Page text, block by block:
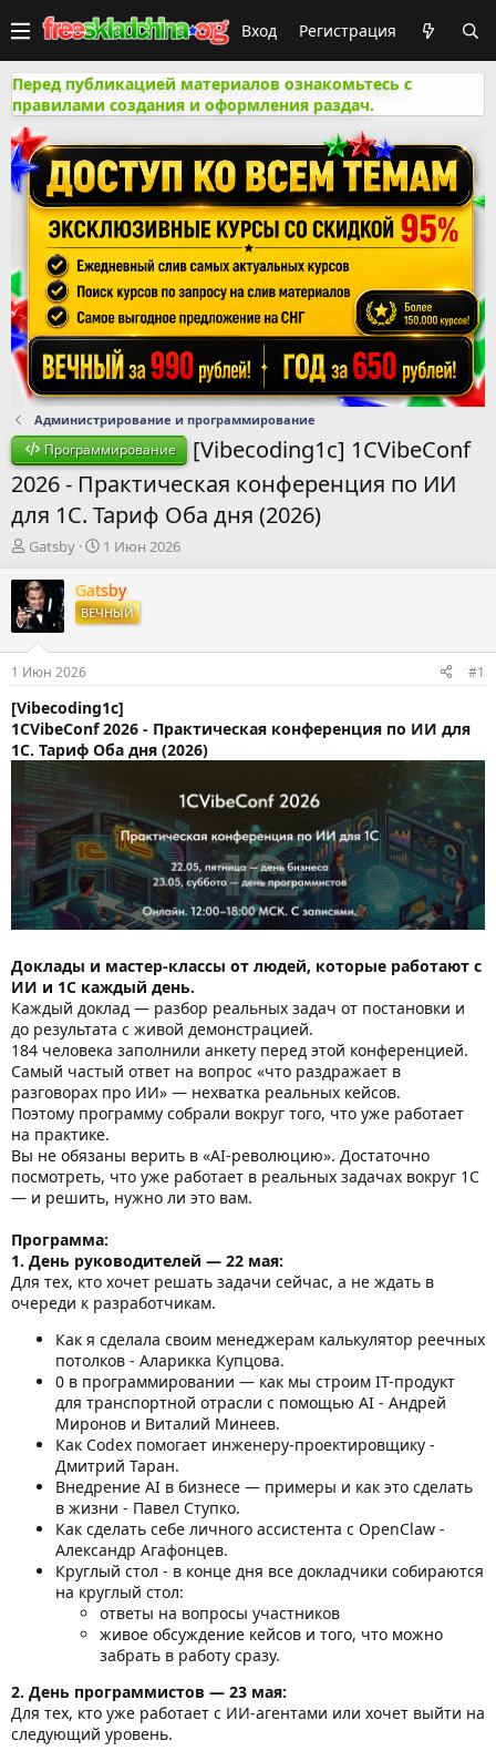
Вход Регистрация
Перед публикацией материалов ознакомьтесь с
правилами создания и оформления раздач.
Администрирование и программирование
Программирование
[Vibecoding1c] 1CVibeConf
2026 - Практическая конференция по ИИ
для 1С. Тариф Оба дня (2026)
А
т
о
р
т
е
м
ы
Gatsby
Д
т
а
н
а
л
а
1 Июн 2026
Gatsby
ВЕЧНЫЙ
1 Июн 2026 #1
[Vibecoding1c]
1CVibeConf 2026 - Практическая конференция по ИИ для
1С. Тариф Оба дня (2026)
Доклады и мастер-классы от людей, которые работают с
ИИ и 1С каждый день.
Каждый доклад — разбор реальных задач от постановки и
до результата с живой демонстрацией.
184 человека заполнили анкету перед этой конференцией.
Самый частый ответ на вопрос «что раздражает в
разговорах про ИИ» — нехватка реальных кейсов.
Поэтому программу собрали вокруг того, что уже работает
на практике.
Вы не обязаны верить в «AI-революцию». Достаточно
посмотреть, что уже работает в реальных задачах вокруг 1С
— и решить, нужно ли это вам.
Программа:
1. День руководителей — 22 мая:
Для тех, кто хочет решать задачи сейчас, а не ждать в
очереди к разработчикам.
Как я сделала своим менеджерам калькулятор реечных
потолков - Аларикка Купцова.
0 в программировании — как мы строим IT-продукт
для транспортной отрасли с помощью AI - Андрей
Миронов и Виталий Минеев.
Как Codex помогает инженеру-проектировщику -
Дмитрий Таран.
Внедрение AI в бизнесе — примеры и как это сделать
в жизни - Павел Ступко.
Как сделать себе личного ассистента с OpenClaw -
Александр Агафонцев.
Круглый стол - в конце дня все докладчики собираются
на круглый стол:
ответы на вопросы участников
живое обсуждение кейсов и того, что можно
забрать в работу сразу.
2. День программистов — 23 мая:
Для тех, кто уже работает с ИИ-агентами или хочет выйти на
следующий уровень.